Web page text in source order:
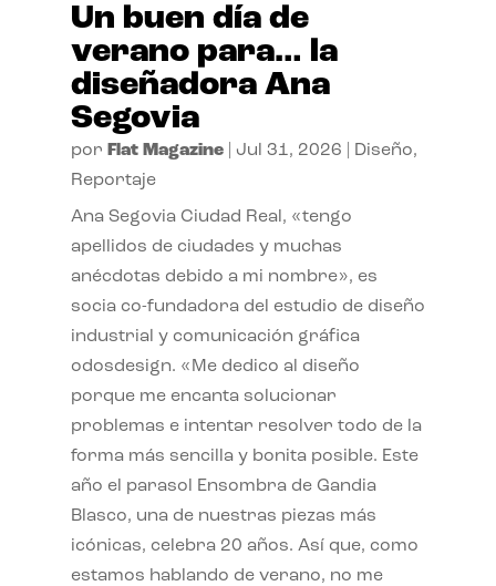
Un buen día de
verano para… la
diseñadora Ana
Segovia
por Flat Magazine| Jul 31, 2026 Diseño,
Reportaje
Ana Segovia Ciudad Real, «tengo
apellidos de ciudades y muchas
anécdotas debido a mi nombre», es
socia co-fundadora del estudio de diseño
industrial y comunicación gráfica
odosdesign. «Me dedico al diseño
porque me encanta solucionar
problemas e intentar resolver todo de la
forma más sencilla y bonita posible. Este
año el parasol Ensombra de Gandia
Blasco, una de nuestras piezas más
icónicas, celebra 20 años. Así que, como
estamos hablando de verano, no me